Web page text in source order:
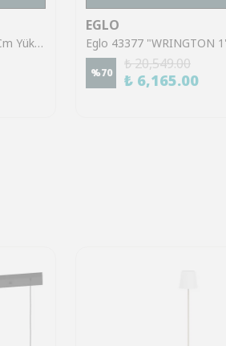
Eglo 43954 "CAWTON" 134,5 Cm Yüksekliğinde Çelik, Ahşap Köşe Lambası Lambader
EGLO
%70
₺ 20,549.00
₺ 6,165.00